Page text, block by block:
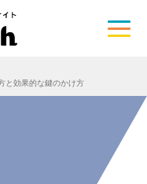
と効果的な鍵のかけ方